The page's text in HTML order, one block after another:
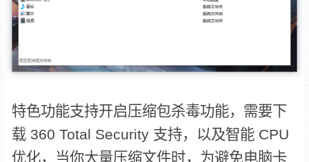
特色功能支持开启压缩包杀毒功能，需要下
载 360 Total Security 支持，以及智能 CPU
优化，当你大量压缩文件时，为避免电脑卡